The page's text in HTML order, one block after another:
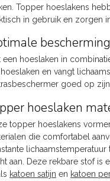
Topper hoeslakens
in gebruik en zorgen
een hoeslaken in
hoeslaken en vangt
goed op
hoeslaken
topper hoeslakens
die comfortabel
aan. Deze rekbare stof is
katoen satijn en katoen